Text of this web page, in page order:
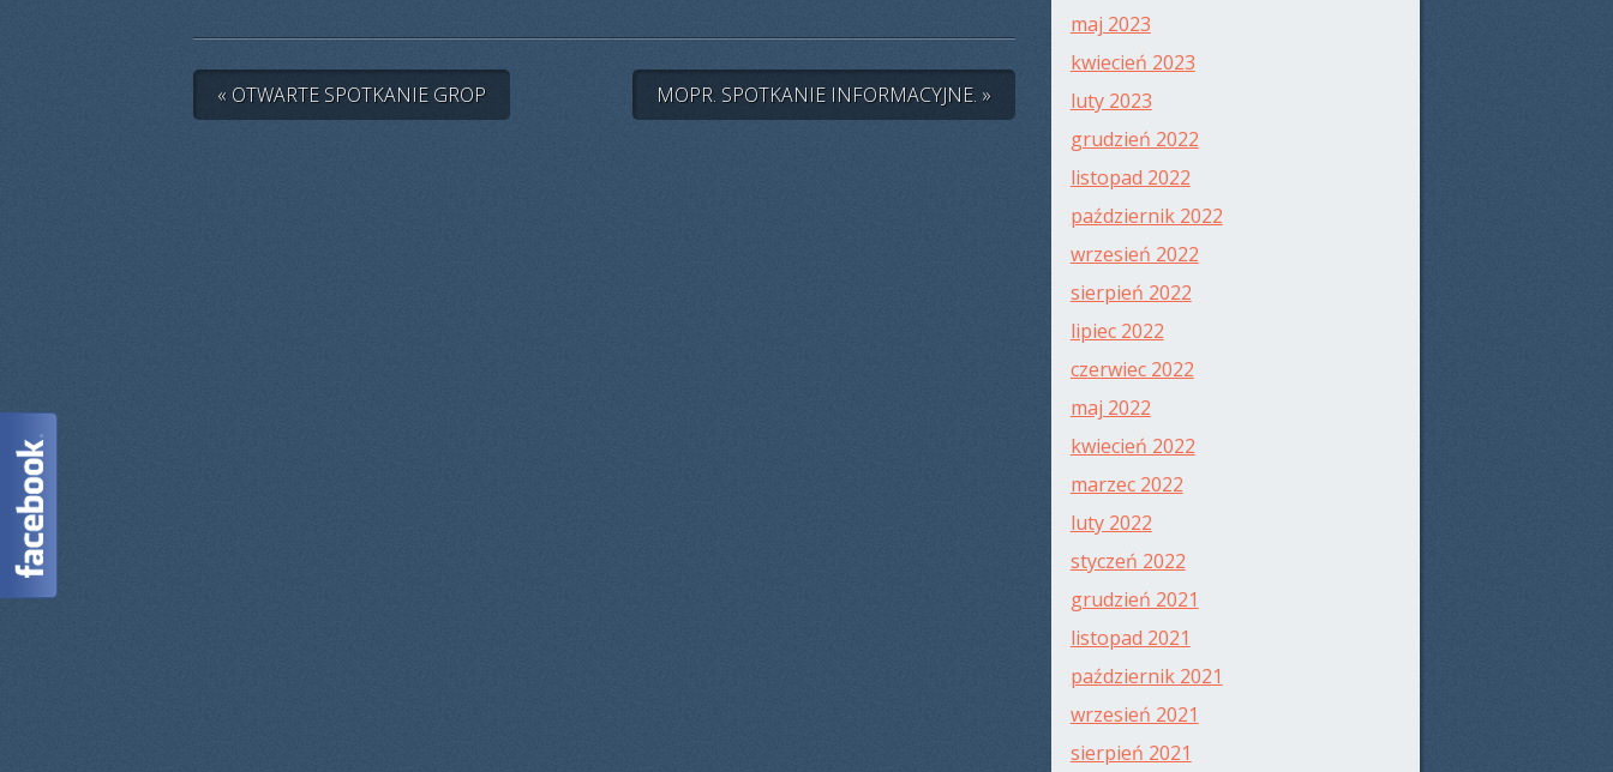
« OTWARTE SPOTKANIE GROP MOPR. SPOTKANIE INFORMACYJNE. »
maj 2023
kwiecień 2023
luty 2023
grudzień 2022
listopad 2022
październik 2022
wrzesień 2022
sierpień 2022
lipiec 2022
czerwiec 2022
maj 2022
kwiecień 2022
marzec 2022
luty 2022
styczeń 2022
grudzień 2021
listopad 2021
październik 2021
wrzesień 2021
sierpień 2021